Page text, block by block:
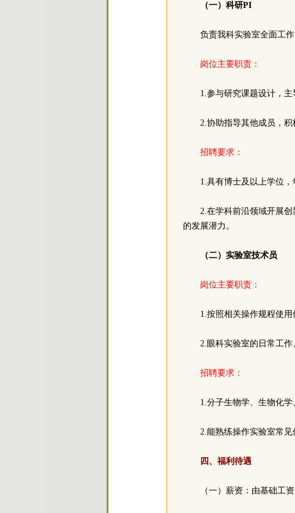
（一）科研PI
负责我科实验室全面工
岗位主要职责：
1.参与研究课题设计，
2.协助指导其他成员，
招聘要求：
1.具有博士及以上学位
2.在学科前沿领域开展
的发展潜力。
（二）实验室技术员
岗位主要职责：
1.按照相关操作规程使
2.眼科实验室的日常工
招聘要求：
1.分子生物学、生物化
2.能熟练操作实验室常
四、福利待遇
（一）薪资：由基础工